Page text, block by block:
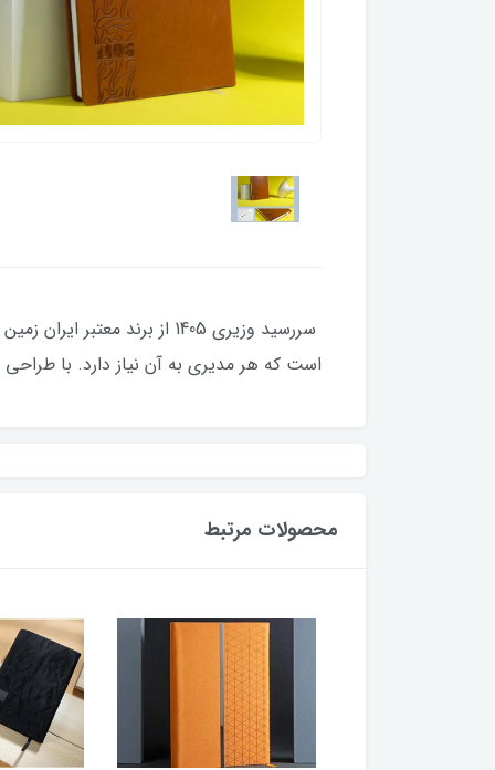
است که هر مدیری به آن نیاز دارد. با
محصولات مرتبط